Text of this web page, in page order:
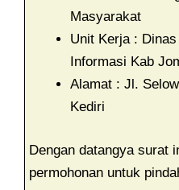
Masyarakat
Unit Kerja :
Informasi Kab
Alamat : Jl.
Kediri
Dengan datangya surat
permohonan untuk